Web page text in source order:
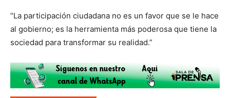
“La participación ciudadana no es un favor que se le hace
al gobierno; es la herramienta más poderosa que tiene la
sociedad para transformar su realidad.”